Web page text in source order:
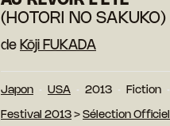
(HOTORI NO SAKUKO)
de Kōji FUKADA
Japon USA 2013 Fiction
Festival 2013 > Sélection